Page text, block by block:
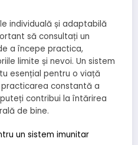
individuală și adaptabilă
să consultați un
a începe practica,
limite și nevoi. Un sistem
esențial pentru o viață
practicarea constantă a
contribui la întărirea
de bine.
un sistem imunitar